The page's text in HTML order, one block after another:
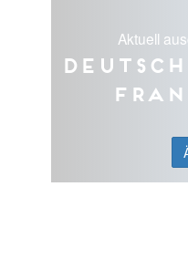
Aktuell